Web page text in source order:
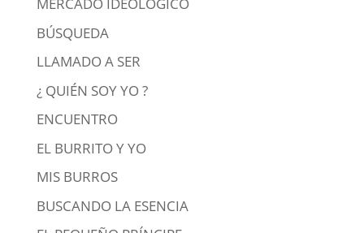
BÚSQUEDA
LLAMADO A SER
¿ QUIÉN SOY YO ?
ENCUENTRO
EL BURRITO Y YO
MIS BURROS
BUSCANDO LA ESENCIA